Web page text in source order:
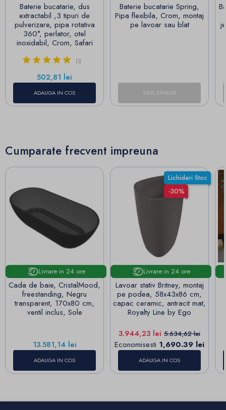
Baterie bucatarie, dus
extractabil ,3 tipuri de
pulverizare, pipa rotativa
360°, perlator, otel
inoxidabil, Crom, Safari
(1)
Pret
502,81 lei
ADAUGA IN COS
Baterie bucatarie Spring,
Pipa flexibila, Crom, montaj
pe lavoar sau blat
STOC EPUIZAT
Cumparate frecvent impreuna
Livrare in 24 ore
Cada de baie, CristalMood,
freestanding, Negru
transparent, 170x80 cm,
ventil inclus, Sole
Pret
13.581,14 lei
ADAUGA IN COS
Lichidari Stoc
-30%
Livrare in 24 ore
Lavoar stativ Britney, montaj
pe podea, 58x43x86 cm,
capac ceramic, antracit mat,
Royalty Line by Ego
Pret
3.944,23 lei Pret de baza
5.634,62 lei
Economisesti 1,690.39 lei
ADAUGA IN COS